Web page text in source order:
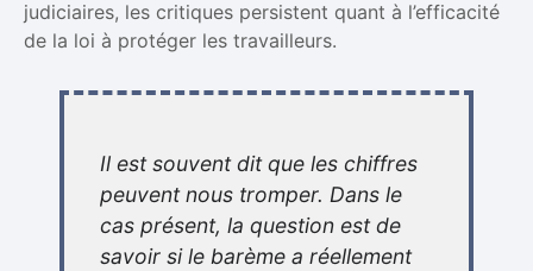
judiciaires, les critiques persistent quant à l’efficacité
de la loi à protéger les travailleurs.
Il est souvent dit que les chiffres
peuvent nous tromper. Dans le
cas présent, la question est de
savoir si le barème a réellement